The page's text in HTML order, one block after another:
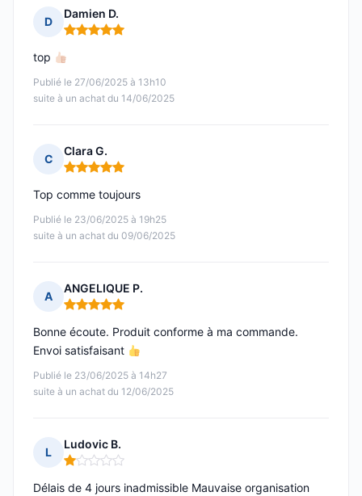
D
Damien D.
Note : 5 sur 5
Publié le 27/06/2025 à 13h10
suite à un achat du 14/06/2025
top
C
Clara G.
Note : 5 sur 5
Publié le 23/06/2025 à 19h25
suite à un achat du 09/06/2025
Top comme toujours
A
ANGELIQUE P.
Note : 5 sur 5
Publié le 23/06/2025 à 14h27
suite à un achat du 12/06/2025
Bonne écoute. Produit conforme à ma commande.
Envoi satisfaisant
L
Ludovic B.
Note : 1 sur 5
Délais de 4 jours inadmissible Mauvaise organisation